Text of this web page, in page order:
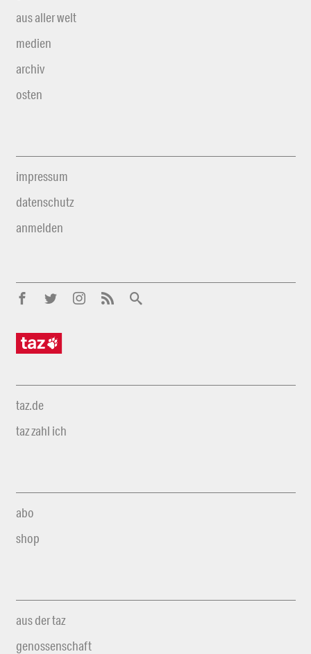
aus aller welt
medien
archiv
osten
impressum
datenschutz
anmelden
taz.de
taz zahl ich
abo
shop
aus der taz
genossenschaft